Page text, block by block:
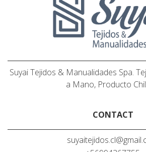
Suyai Tejidos & Manualidades Spa.
a Mano, Producto
CONTACT